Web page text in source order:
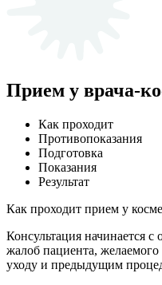
Прием у врача-
Как проходит
Противопоказания
Подготовка
Показания
Результат
Как проходит прием у
Консультация начинается
жалоб пациента, желаемого
уходу и предыдущим